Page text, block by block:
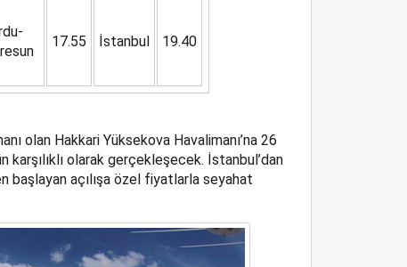
17.55 İstanbul 19.40
olan Hakkari Yüksekova Havalimanı’na 26
karşılıklı olarak gerçekleşecek. İstanbul’dan
başlayan açılışa özel fiyatlarla seyahat